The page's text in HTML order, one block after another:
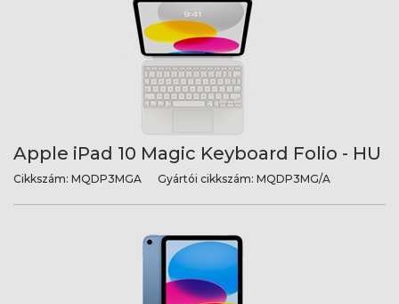
Apple iPad 10 Magic Keyboard Folio - HU
Cikkszám: MQDP3MGA Gyártói cikkszám: MQDP3MG/A